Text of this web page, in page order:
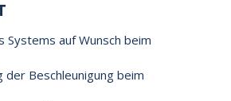
Systems auf Wunsch beim
der Beschleunigung beim